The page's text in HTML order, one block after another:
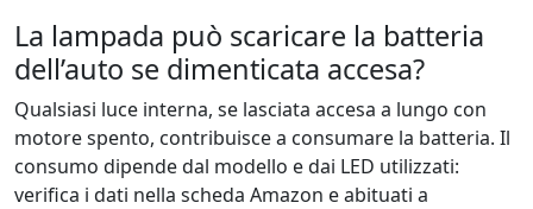
La lampada può scaricare la batteria
dell’auto se dimenticata accesa?
Qualsiasi luce interna, se lasciata accesa a lungo con
motore spento, contribuisce a consumare la batteria. Il
consumo dipende dal modello e dai LED utilizzati:
verifica i dati nella scheda Amazon e abituati a